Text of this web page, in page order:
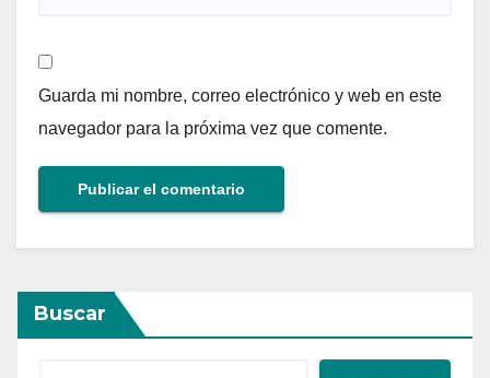
Guarda mi nombre, correo electrónico y web en este
navegador para la próxima vez que comente.
Buscar